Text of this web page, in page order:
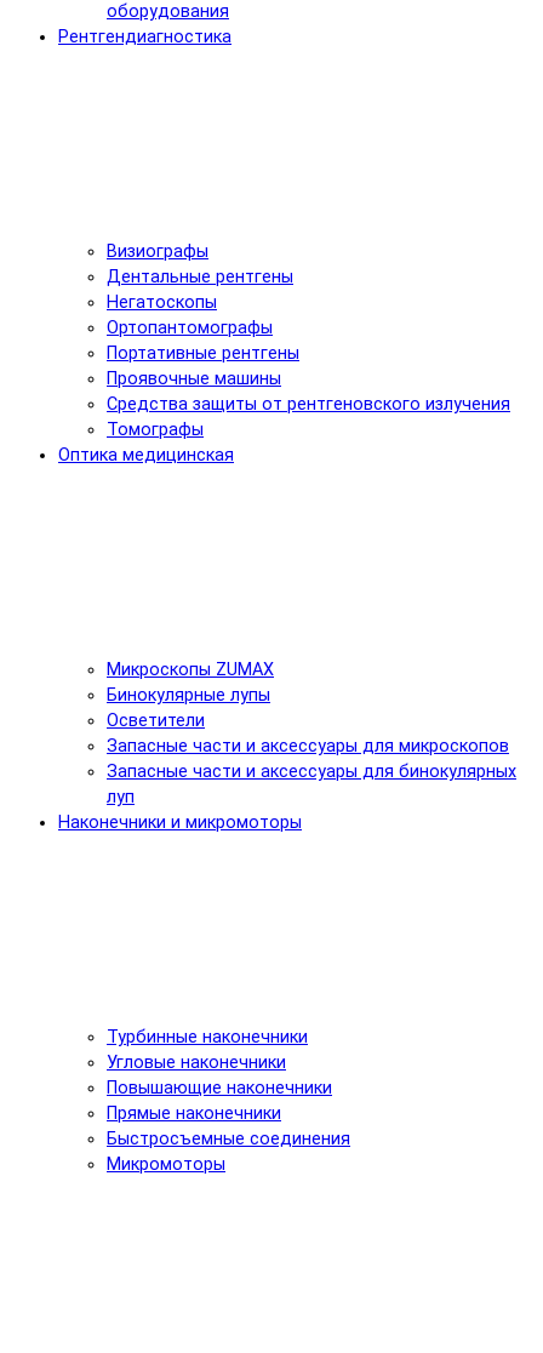
оборудования
Рентгендиагностика
Визиографы
Дентальные рентгены
Негатоскопы
Ортопантомографы
Портативные рентгены
Проявочные машины
Средства защиты от рентгеновского излучения
Томографы
Оптика медицинская
Микроскопы ZUMAX
Бинокулярные лупы
Осветители
Запасные части и аксессуары для микроскопов
Запасные части и аксессуары для бинокулярных
луп
Наконечники и микромоторы
Турбинные наконечники
Угловые наконечники
Повышающие наконечники
Прямые наконечники
Быстросъемные соединения
Микромоторы